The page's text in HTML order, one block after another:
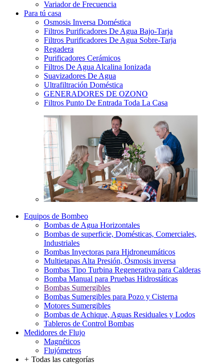
Variador de Frecuencia
Para tú casa
Osmosis Inversa Doméstica
Filtros Purificadores De Agua Bajo-Tarja
Filtros Purificadores De Agua Sobre-Tarja
Regadera
Purificadores Cerámicos
Filtros De Agua Alcalina Ionizada
Suavizadores De Agua
Ultrafiltración Doméstica
GENERADORES DE OZONO
Filtros Punto De Entrada Toda La Casa
Equipos de Bombeo
Bombas de Agua Horizontales
Bombas de superficie, Domésticas, Comerciales,
Industriales
Bombas Inyectoras para Hidroneumáticos
Multietapas Alta Presión, Ósmosis inversa
Bombas Tipo Turbina Regenerativa para Calderas
Bomba Manual para Pruebas Hidrostáticas
Bombas Sumergibles
Bombas Sumergibles para Pozo y Cisterna
Motores Sumergibles
Bombas de Achique, Aguas Residuales y Lodos
Tableros de Control Bombas
Medidores de Flujo
Magnéticos
Flujómetros
+ Todas las categorías